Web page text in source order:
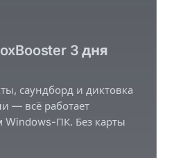
3 дня
саундборд и диктовка
— всё работает
ПК. Без карты